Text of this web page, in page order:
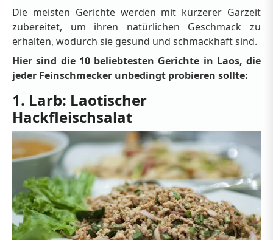
Die meisten Gerichte werden mit kürzerer Garzeit
zubereitet, um ihren natürlichen Geschmack zu
erhalten, wodurch sie gesund und schmackhaft sind.
Hier sind die 10 beliebtesten Gerichte in Laos, die
jeder Feinschmecker unbedingt probieren sollte:
1. Larb: Laotischer
Hackfleischsalat